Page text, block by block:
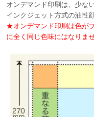
オンデマンド印刷は、少な
インクジェット方式の油性
★オンデマンド印刷は色が
に全く同じ色味にはなりま